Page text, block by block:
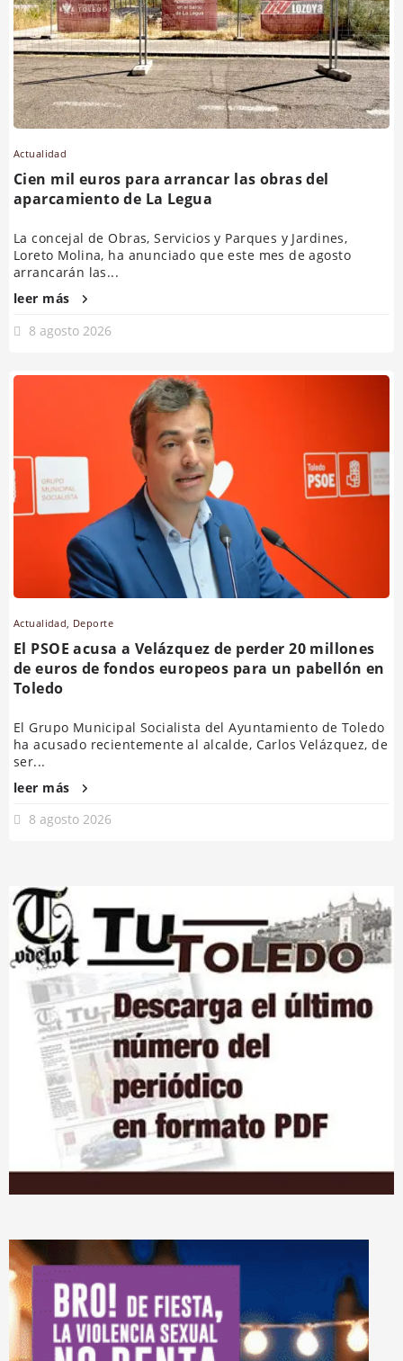
Actualidad
Cien mil euros para arrancar las obras del
aparcamiento de La Legua
La concejal de Obras, Servicios y Parques y Jardines,
Loreto Molina, ha anunciado que este mes de agosto
arrancarán las...
leer más
8 agosto 2026
Actualidad, Deporte
El PSOE acusa a Velázquez de perder 20 millones
de euros de fondos europeos para un pabellón en
Toledo
El Grupo Municipal Socialista del Ayuntamiento de Toledo
ha acusado recientemente al alcalde, Carlos Velázquez, de
ser...
leer más
8 agosto 2026